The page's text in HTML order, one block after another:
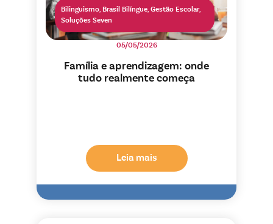
05/05/2026
Família e aprendizagem: onde
tudo realmente começa
Bilinguismo, Brasil Bilíngue, Gestão Escolar,
Soluções Seven
Leia mais